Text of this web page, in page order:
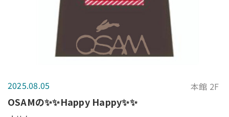
2025.08.05 本館 2F
OSAMの✨✨Happy Happy✨✨